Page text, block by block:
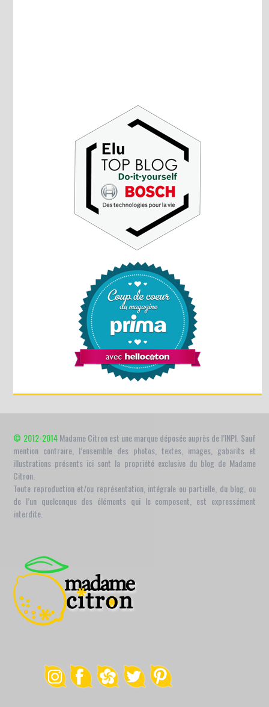
© 2012-2014Madame Citron est une marque déposée auprès de l’INPI. Sauf
mention contraire, l’ensemble des photos, textes, images, gabarits et
illustrations présents ici sont la propriété exclusive du blog de Madame
Citron.
Toute reproduction et/ou représentation, intégrale ou partielle, du blog, ou
de l’un quelconque des éléments qui le composent, est expressément
interdite.